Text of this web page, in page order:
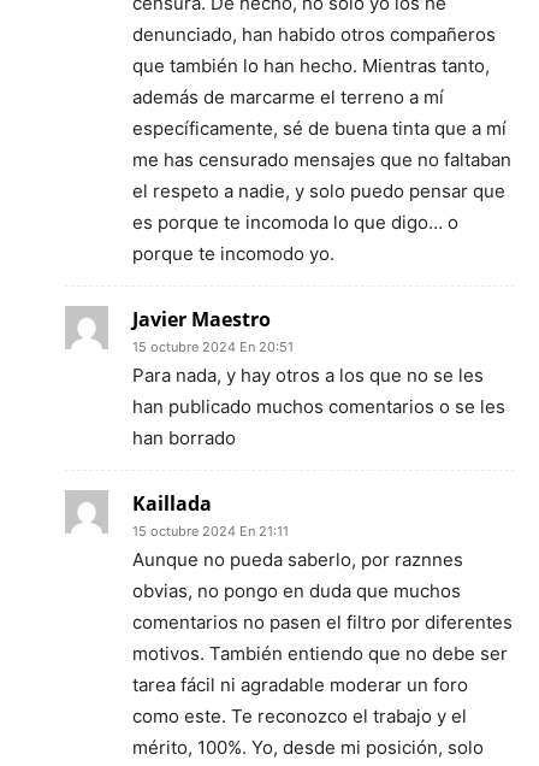
denunciado, han habido otros compañeros
que también lo han hecho. Mientras tanto,
además de marcarme el terreno a mí
específicamente, sé de buena tinta que a mí
me has censurado mensajes que no faltaban
el respeto a nadie, y solo puedo pensar que
es porque te incomoda lo que digo… o
porque te incomodo yo.
Javier Maestro
15 octubre 2024 En 20:51
Para nada, y hay otros a los que no se les
han publicado muchos comentarios o se les
han borrado
Kaillada
15 octubre 2024 En 21:11
Aunque no pueda saberlo, por raznnes
obvias, no pongo en duda que muchos
comentarios no pasen el filtro por diferentes
motivos. También entiendo que no debe ser
tarea fácil ni agradable moderar un foro
como este. Te reconozco el trabajo y el
mérito, 100%. Yo, desde mi posición, solo